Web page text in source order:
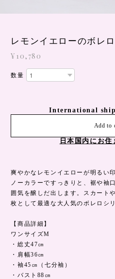
レモンイエローのボレロ
¥10,780
数量
International
Add to
日本国内にお住
爽やかなレモンイエローが明るい
ノーカラーですっきりと、裾や袖
囲気を醸しだ出します。スカート
枚として最適な大人気のボレロシ
【商品詳細】
ワンサイズM
・総丈47㎝
・肩幅36㎝
・袖45㎝（七分袖）
・バスト88㎝